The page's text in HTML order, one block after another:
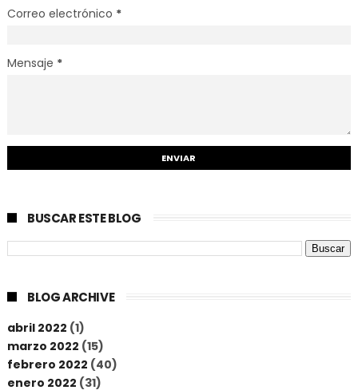
Correo electrónico *
Mensaje *
BUSCAR ESTE BLOG
BLOG ARCHIVE
abril 2022 (1)
marzo 2022 (15)
febrero 2022 (40)
enero 2022 (31)